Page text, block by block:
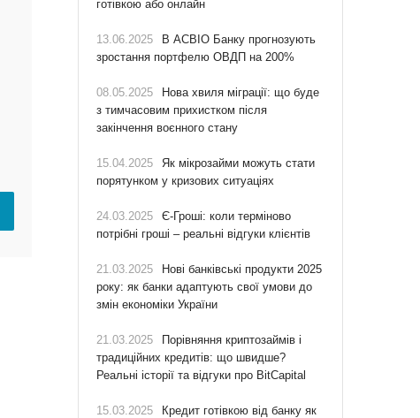
готівкою або онлайн
13.06.2025
В АСВІО Банку прогнозують
зростання портфелю ОВДП на 200%
08.05.2025
Нова хвиля міграції: що буде
з тимчасовим прихистком після
закінчення воєнного стану
15.04.2025
Як мікрозайми можуть стати
порятунком у кризових ситуаціях
24.03.2025
Є-Гроші: коли терміново
потрібні гроші – реальні відгуки клієнтів
21.03.2025
Нові банківські продукти 2025
року: як банки адаптують свої умови до
змін економіки України
21.03.2025
Порівняння криптозаймів і
традиційних кредитів: що швидше?
Реальні історії та відгуки про BitCapital
15.03.2025
Кредит готівкою від банку як